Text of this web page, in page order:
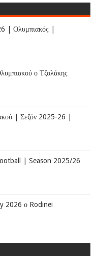
| Ολυμπιακός |
ο Τζολάκης
| Σεζόν 2025-26 |
| Season 2025/26
2026 ο Rodinei